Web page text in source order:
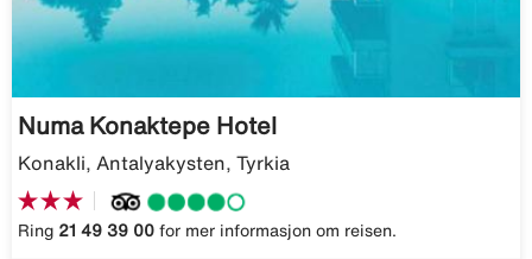
Numa Konaktepe Hotel
Konakli, Antalyakysten, Tyrkia
Ring 21 49 39 00 for mer informasjon om reisen.